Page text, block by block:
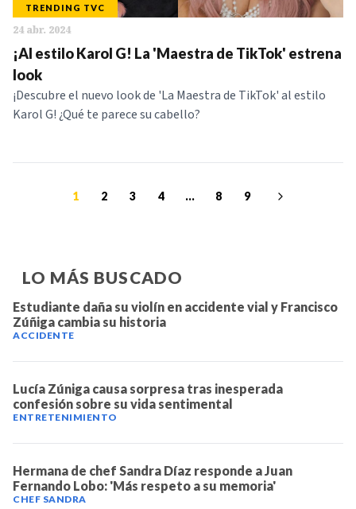
TRENDING TVC
24 abr. 2024
¡Al estilo Karol G! La 'Maestra de TikTok' estrena
look
¡Descubre el nuevo look de 'La Maestra de TikTok' al estilo
Karol G! ¿Qué te parece su cabello?
1 2 3 4 ... 8 9
LO MÁS BUSCADO
Estudiante daña su violín en accidente vial y Francisco
Zúñiga cambia su historia
ACCIDENTE
Lucía Zúniga causa sorpresa tras inesperada
confesión sobre su vida sentimental
ENTRETENIMIENTO
Hermana de chef Sandra Díaz responde a Juan
Fernando Lobo: 'Más respeto a su memoria'
CHEF SANDRA